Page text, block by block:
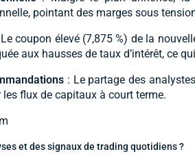
pointant des marges sous
coupon élevé (7,875 %) de la
aux hausses de taux d’intérêt, ce
: Le partage des
flux de capitaux à court terme.
et des signaux de trading quotidiens ?